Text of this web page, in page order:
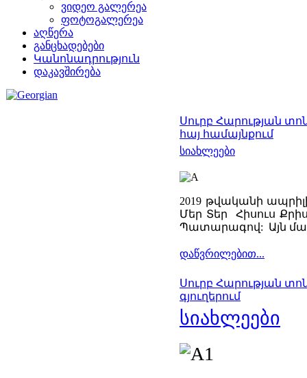
ვიდეო გალერეა
ფოტოგალერეა
აღწერა
განცხადებები
Կանոնադրություն
დაკავშირება
Սուրբ Հարության
հայ համայնքում
სიახლეები
2019 թվականի
Մեր Տեր Հիսուս
Պատարագով: Այն
დაწვრილებით...
Սուրբ Հարության
գյուղերում
სიახლეები